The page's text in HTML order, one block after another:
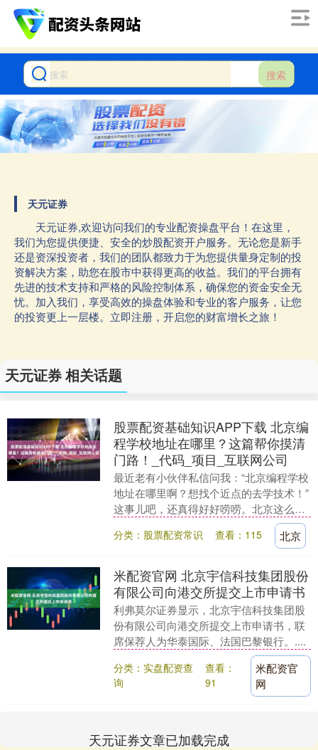
搜索
天元证券
天元证券,欢迎访问我们的专业配资操盘平台！在这里，
我们为您提供便捷、安全的炒股配资开户服务。无论您是新手
还是资深投资者，我们的团队都致力于为您提供量身定制的投
资解决方案，助您在股市中获得更高的收益。我们的平台拥有
先进的技术支持和严格的风险控制体系，确保您的资金安全无
忧。加入我们，享受高效的操盘体验和专业的客户服务，让您
的投资更上一层楼。立即注册，开启您的财富增长之旅！
天元证券 相关话题
股票配资基础知识APP下载 北京编
程学校地址在哪里？这篇帮你摸清
门路！_代码_项目_互联网公司
最近老有小伙伴私信问我：“北京编程学校
地址在哪里啊？想找个近点的去学技术！”
这事儿吧，还真得好好唠唠。北京这么
大，编程学校确实不少，但具体位置得看
你想往哪个区....
分类：股票配资常识 查看：115 北京
米配资官网 北京宇信科技集团股份
有限公司向港交所提交上市申请书
利弗莫尔证券显示，北京宇信科技集团股
份有限公司向港交所提交上市申请书，联
席保荐人为华泰国际、法国巴黎银行。....
分类：实盘配资查
询
查看：
91
米配资官
网
天元证券文章已加载完成